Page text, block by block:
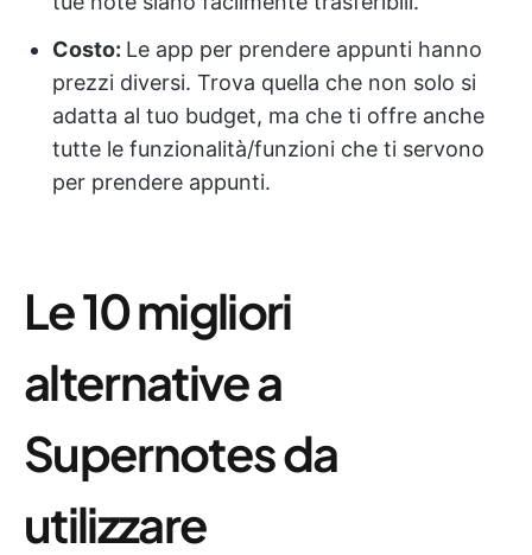
Costo: Le app per prendere appunti hanno
prezzi diversi. Trova quella che non solo si
adatta al tuo budget, ma che ti offre anche
tutte le funzionalità/funzioni che ti servono
per prendere appunti.
Le 10 migliori
alternative a
Supernotes da
utilizzare